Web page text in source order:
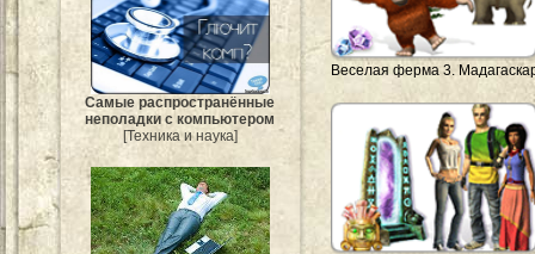
Самые распространённые
неполадки с компьютером
[Техника и наука]
Веселая ферма 3.